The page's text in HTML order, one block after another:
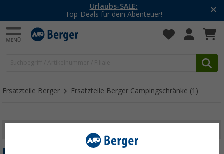
Urlaubs-SALE:
Top-Deals für dein Abenteuer!
Ersatzteile Berger Ersatzteile Berger Campingschränke (1)
ERSATZTEILE BERGER CAMPINGSCHRÄNKE